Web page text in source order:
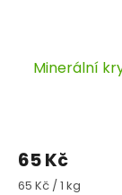
Minerální
65 Kč
Měrná
65 Kč / 1 kg